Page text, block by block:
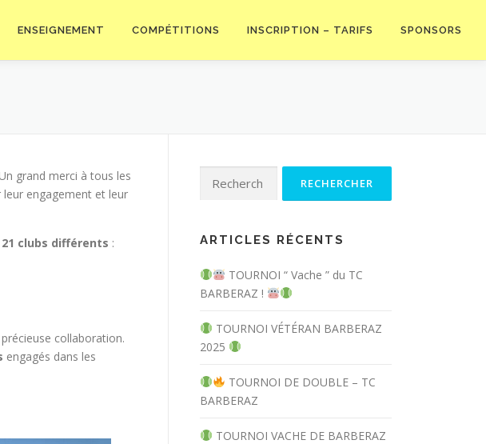
ENSEIGNEMENT COMPÉTITIONS INSCRIPTION – TARIFS SPONSORS
grand merci à tous les
engagement et leur
21 clubs différents :
collaboration.
engagés dans les
ARTICLES RÉCENTS
TOURNOI “ Vache ” du TC
BARBERAZ !
TOURNOI VÉTÉRAN BARBERAZ
2025
TOURNOI DE DOUBLE – TC
BARBERAZ
TOURNOI VACHE DE BARBERAZ